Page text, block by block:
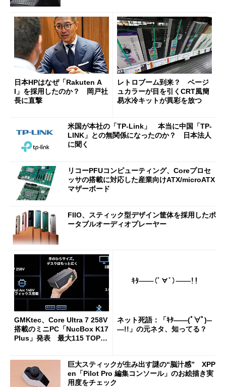
日本HPはなぜ「Rakuten A
I」を採用したのか？ 岡戸社
長に直撃
レトロブーム到来？ ベージ
ュカラーが目を引くCRT風簡
易水冷キットが異彩を放つ
米国が本社の「TP-Link」 本当に中国「TP-
LINK」との無関係になったのか？ 日本法人
に聞く
リコーPFUコンピューティング、Coreプロセ
ッサの搭載に対応した産業向けATX/microATX
マザーボード
FIIO、スティック型デザイン筐体を採用したポ
ータブルオーディオプレーヤー
GMKtec、Core Ultra 7 258V
搭載のミニPC「NucBox K17
Plus」発表 最大115 TOPS
ネット死語：「ｷﾀ――(ﾟ∀ﾟ)―
―!!」の元ネタ、知ってる？
巨大スティックが生み出す謎の“脳汁感” XPP
en「Pilot Pro 編集コンソール」のお絵描き実
用度をチェック